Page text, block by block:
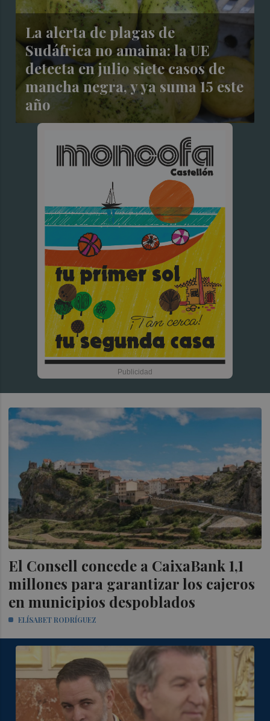
La alerta de plagas de
Sudáfrica no amaina: la UE
detecta en julio siete casos de
mancha negra, y ya suma 15 este
año
El Consell concede a CaixaBank 1,1
millones para garantizar los cajeros
en municipios despoblados
ELÍSABET RODRÍGUEZ